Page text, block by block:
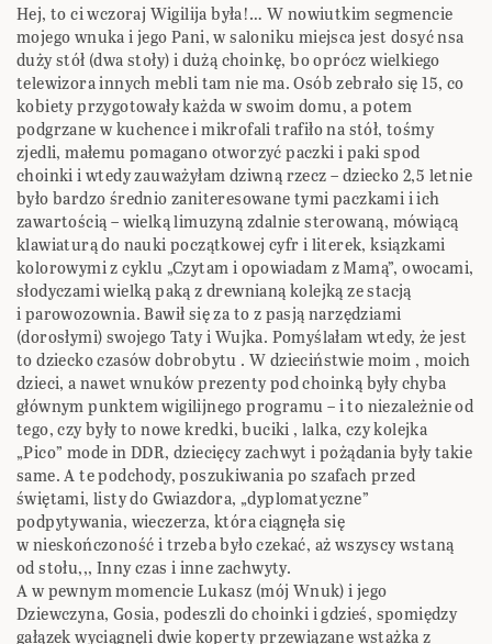
Hej, to ci wczoraj Wigilija była!… W nowiutkim segmencie
mojego wnuka i jego Pani, w saloniku miejsca jest dosyć nsa
duży stół (dwa stoły) i dużą choinkę, bo oprócz wielkiego
telewizora innych mebli tam nie ma. Osób zebrało się 15, co
kobiety przygotowały każda w swoim domu, a potem
podgrzane w kuchence i mikrofali trafiło na stół, tośmy
zjedli, małemu pomagano otworzyć paczki i paki spod
choinki i wtedy zauważyłam dziwną rzecz – dziecko 2,5 letnie
było bardzo średnio zaniteresowane tymi paczkami i ich
zawartością – wielką limuzyną zdalnie sterowaną, mówiącą
klawiaturą do nauki początkowej cyfr i literek, ksiązkami
kolorowymi z cyklu „Czytam i opowiadam z Mamą”, owocami,
słodyczami wielką paką z drewnianą kolejką ze stacją
i parowozownia. Bawił się za to z pasją narzędziami
(dorosłymi) swojego Taty i Wujka. Pomyślałam wtedy, że jest
to dziecko czasów dobrobytu . W dzieciństwie moim , moich
dzieci, a nawet wnuków prezenty pod choinką były chyba
głównym punktem wigilijnego programu – i to niezależnie od
tego, czy były to nowe kredki, buciki , lalka, czy kolejka
„Pico” mode in DDR, dziecięcy zachwyt i pożądania były takie
same. A te podchody, poszukiwania po szafach przed
świętami, listy do Gwiazdora, „dyplomatyczne”
podpytywania, wieczerza, która ciągnęła się
w nieskończoność i trzeba było czekać, aż wszyscy wstaną
od stołu,,, Inny czas i inne zachwyty.
A w pewnym momencie Lukasz (mój Wnuk) i jego
Dziewczyna, Gosia, podeszli do choinki i gdzieś, spomiędzy
gałązek wyciągnęli dwie koperty przewiązane wstażka z